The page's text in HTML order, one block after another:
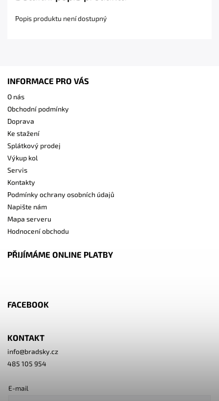
Popis produktu není dostupný
INFORMACE PRO VÁS
O nás
Obchodní podmínky
Doprava
Ke stažení
Splátkový prodej
Výkup kol
Servis
Kontakty
Podmínky ochrany osobních údajů
Napište nám
Mapa serveru
Hodnocení obchodu
PŘIJÍMÁME ONLINE PLATBY
FACEBOOK
KONTAKT
info@bradsky.cz
485 105 954
E-mail